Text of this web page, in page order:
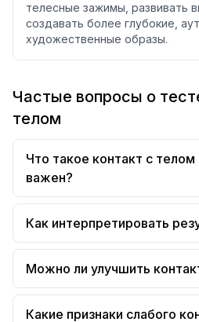
телесные зажимы, развивать
создавать более глубокие,
художественные образы.
Частые вопросы о
телом
Что такое контакт с
важен?
Как интерпретировать
Можно ли улучшить
Какие признаки слабого